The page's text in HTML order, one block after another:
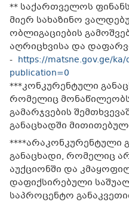
** საქართველოს
მიერ სახაზინო
ობლიგაციების
აღრიცხვისა და
- https://matsne.gov.ge/
publication=0
***კონკურენტული
რომელიც
გამარჯვების
განაცხადში
****არაკონკურენტული
განაცხადი, რომელიც
აუქციონში და
დაფიქსირებული
საპროცენტო